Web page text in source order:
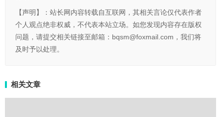
【声明】：站长网内容转载自互联网，其相关言论仅代表作者
个人观点绝非权威，不代表本站立场。如您发现内容存在版权
问题，请提交相关链接至邮箱：bqsm@foxmail.com，我们将
及时予以处理。
相关文章